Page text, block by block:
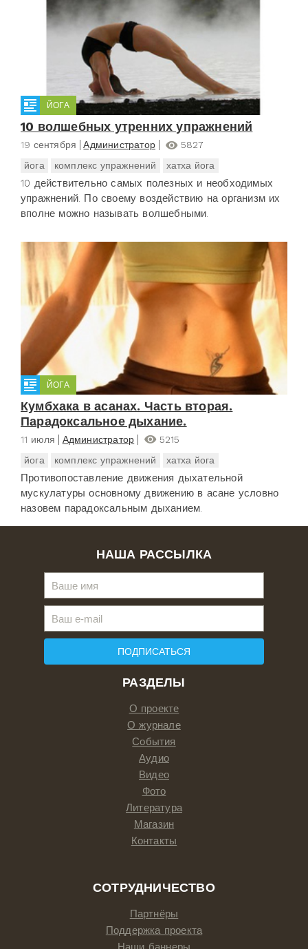
ЙОГА
10 волшебных утренних упражнений
19 сентября Администратор
5827
йога
комплекс упражнений хатха йога
10 действительно самых полезных и необходимых
упражнений. По своему воздействию на организм их
вполне можно называть волшебными.
ЙОГА
Кумбхака в асанах. Часть вторая.
Парадоксальное дыхание.
11 июля Администратор
5215
йога
комплекс упражнений хатха йога
Противопоставление движения дыхательной
мускулатуры основному движению в асане условно
назовем парадоксальным дыханием.
РАЗДЕЛЫ
О проекте
О журнале
События
Аудио
Видео
Фото
Литература
Магазин
Контакты
СОТРУДНИЧЕСТВО
Партнёры
Поддержка проекта
НАША РАССЫЛКА
ПОДПИСАТЬСЯ